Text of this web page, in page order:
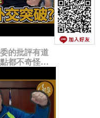
的批評有道
都不奇怪？